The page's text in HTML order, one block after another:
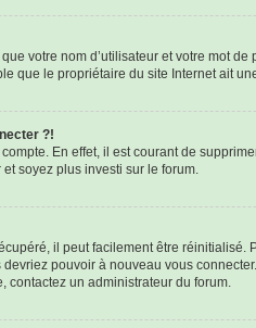
votre nom d’utilisateur et votre mot
que le propriétaire du site Internet ait
?!
En effet, il est courant de
soyez plus investi sur le forum.
il peut facilement être
pouvoir à nouveau vous connecter.
contactez un administrateur du forum.